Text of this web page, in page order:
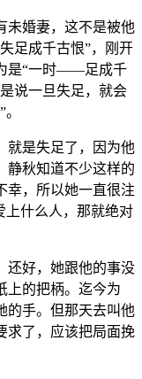
未婚妻，这不是被他
足成千古恨”，刚开
是“一时——足成千
说一旦失足，就会
就是失足了，因为他
静秋知道不少这样的
幸，所以她一直很注
上什么人，那就绝对
还好，她跟他的事没
上的把柄。迄今为
的手。但那天去叫他
求了，应该把局面挽